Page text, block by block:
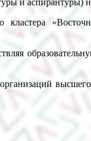
кластера